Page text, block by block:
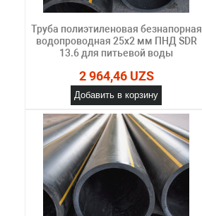
Труба полиэтиленовая безнапорная
водопроводная 25х2 мм ПНД SDR
13.6 для питьевой воды
2 964,46 UZS
Добавить в корзину